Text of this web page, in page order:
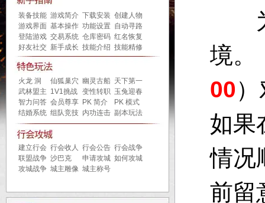
装备技能 游戏简介 下载安装 创建人物
游戏界面 基本操作 功能设置 自动寻路
登陆游戏 交易系统 仓库密码 红名恢复
好友社交 新手成长 技能介绍 技能精修
火龙 洞 仙狐巢穴 幽灵古船 天下第一
武林盟主 1V1挑战 变性转职 玉兔迎春
智力问答 会员尊享 PK 简介
PK 模式
结婚系统 组队竞技 内功连击 副本玩法
建立行会 行会收人 行会公告 行会战争
联盟战争 沙巴克 申请攻城 如何攻城
攻城战争 城主雕像 城主称号
为
境。
00
如果
情况
前留